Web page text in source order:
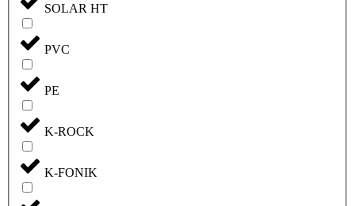
SOLAR HT
PVC
PE
K-ROCK
K-FONIK